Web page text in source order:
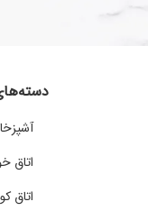
اتاق
اتاق